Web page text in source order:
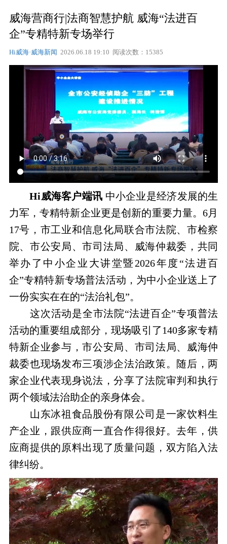
威海营商行|法商智慧护航 威海“法进百
企”专精特新专场举行
Hi威海·威海新闻 2026.06.18 19:10 阅读次数：15385
Hi威海客户端讯 中小企业是经济发展的生
力军，专精特新企业更是创新的重要力量。6月
17号，市工业和信息化局联合市法院、市检察
院、市公安局、市司法局、威海仲裁委，共同
举办了中小企业大讲堂暨2026年度“法进百
企”专精特新专场普法活动，为中小企业送上了
一份实实在在的“法治礼包”。
这次活动是全市法院“法进百企”专项普法
活动的重要组成部分，现场吸引了140多家专精
特新企业参与，市公安局、市司法局、威海仲
裁委也现场发布三项涉企法治政策。随后，两
家企业代表现身说法，分享了法院审判和执行
两个领域法治助企的亲身体会。
山东冰祖食品股份有限公司是一家饮料生
产企业，跟供应商一直合作得很好。去年，供
应商提供的原料出现了质量问题，双方陷入法
律纠纷。